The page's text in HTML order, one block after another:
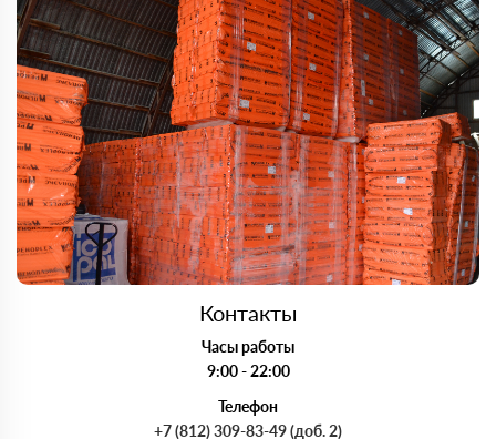
Контакты
Часы работы
9:00 - 22:00
Телефон
+7 (812) 309-83-49 (доб. 2)